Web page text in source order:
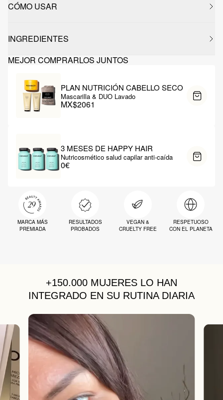
CÓMO USAR
INGREDIENTES
MEJOR COMPRARLOS JUNTOS
PLAN NUTRICIÓN CABELLO SECO
Mascarilla & DUO Lavado
MX$2061
3 MESES DE HAPPY HAIR
Nutricosmético salud capilar anti-caída
0€
MARCA MÁS
PREMIADA
RESULTADOS
PROBADOS
VEGAN &
CRUELTY FREE
RESPETUOSO
CON EL PLANETA
+150.000 MUJERES LO HAN
INTEGRADO EN SU RUTINA DIARIA